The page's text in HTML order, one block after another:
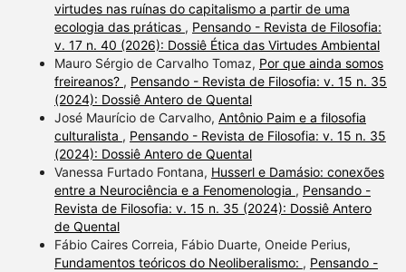
virtudes nas ruínas do capitalismo a partir de uma
ecologia das práticas , Pensando - Revista de Filosofia:
v. 17 n. 40 (2026): Dossiê Ética das Virtudes Ambiental
Mauro Sérgio de Carvalho Tomaz, Por que ainda somos
freireanos? , Pensando - Revista de Filosofia: v. 15 n. 35
(2024): Dossiê Antero de Quental
José Maurício de Carvalho, Antônio Paim e a filosofia
culturalista , Pensando - Revista de Filosofia: v. 15 n. 35
(2024): Dossiê Antero de Quental
Vanessa Furtado Fontana, Husserl e Damásio: conexões
entre a Neurociência e a Fenomenologia , Pensando -
Revista de Filosofia: v. 15 n. 35 (2024): Dossiê Antero
de Quental
Fábio Caires Correia, Fábio Duarte, Oneide Perius,
Fundamentos teóricos do Neoliberalismo: , Pensando -